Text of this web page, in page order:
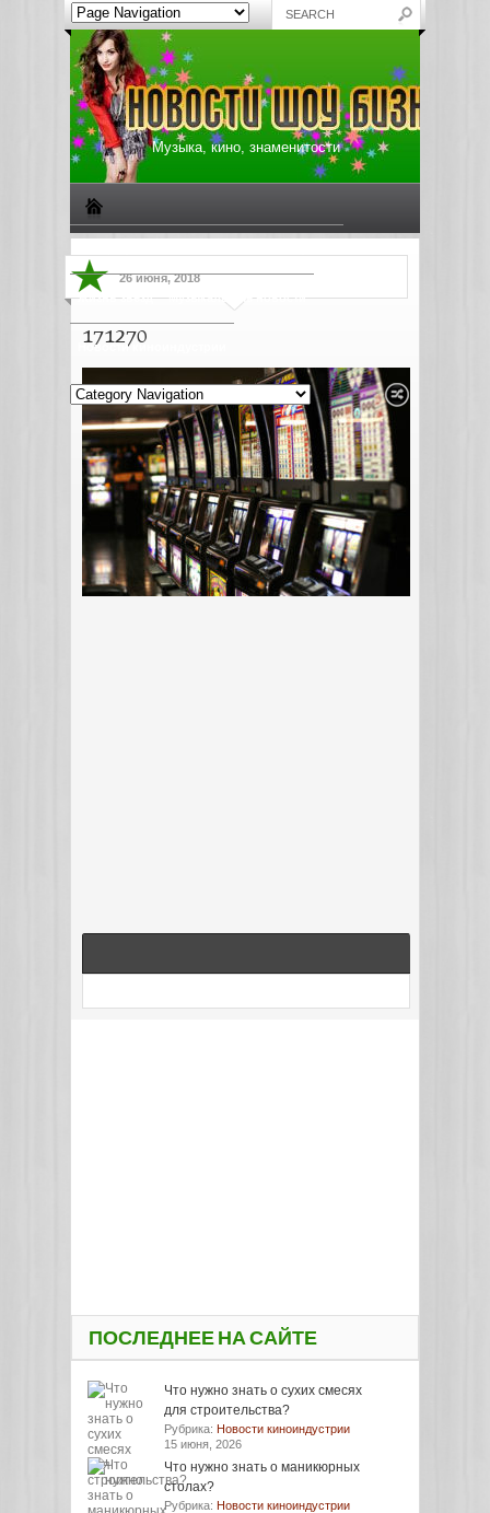
Музыка, кино, знаменитости
Жизнь звезд Музыкальные новости
Новости киноиндустрии
26 июня, 2018
171270
ПОСЛЕДНЕЕ НА САЙТЕ
Что нужно знать о сухих смесях
для строительства?
Рубрика: Новости киноиндустрии
15 июня, 2026
Что нужно знать о маникюрных
столах?
Рубрика: Новости киноиндустрии